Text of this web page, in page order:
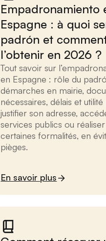
Empadronamiento
Espagne : à quoi
padrón et
l’obtenir en 2026 ?
Tout savoir sur
en Espagne : rôle du
démarches en mairie,
nécessaires, délais et
justifier son adresse,
services publics ou réaliser
certaines formalités, en
pièges.
En savoir plus